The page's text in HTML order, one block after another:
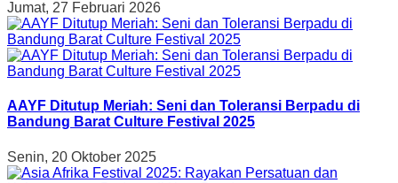
Jumat, 27 Februari 2026
AAYF Ditutup Meriah: Seni dan Toleransi Berpadu di
Bandung Barat Culture Festival 2025
Senin, 20 Oktober 2025